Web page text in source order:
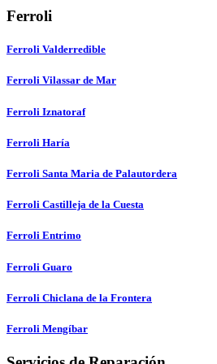
Ferroli
Ferroli Valderredible
Ferroli Vilassar de Mar
Ferroli Iznatoraf
Ferroli Haría
Ferroli Santa Maria de Palautordera
Ferroli Castilleja de la Cuesta
Ferroli Entrimo
Ferroli Guaro
Ferroli Chiclana de la Frontera
Ferroli Mengíbar